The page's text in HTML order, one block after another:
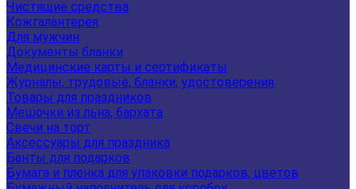
Чистящие средства
Кожгалантерея
Для мужчин
Документы бланки
Медицинские карты и сертификаты
Журналы, трудовые, бланки, удостоверения
Товары для праздников
Мешочки из льна, бархата
Свечи на торт
Аксессуары для праздника
Банты для подарков
Бумага и пленка для упаковки подарков, цветов